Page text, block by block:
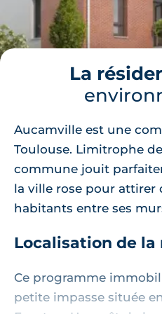
La
Aucamville est une
Toulouse. Limitrophe
commune jouit
la ville rose pour attirer
habitants entre ses
Localisation de la
Ce programme
petite impasse située